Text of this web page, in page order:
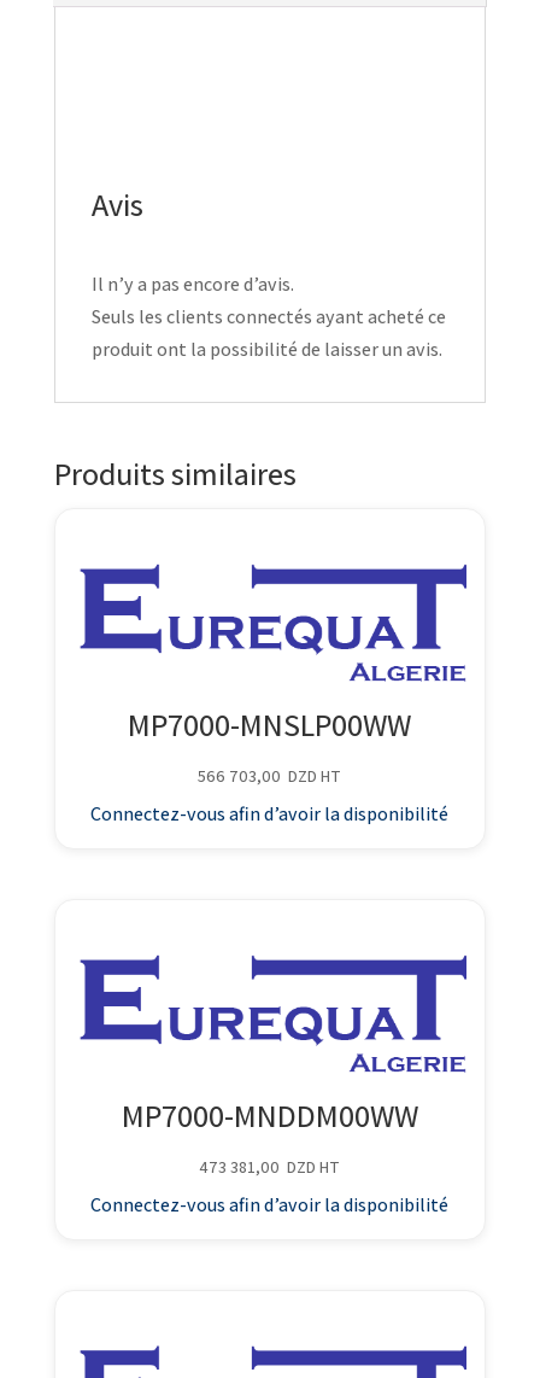
Avis
Il n’y a pas encore d’avis.
Seuls les clients connectés ayant acheté ce
produit ont la possibilité de laisser un avis.
Produits similaires
MP7000-MNSLP00WW
566 703,00 DZD HT
Connectez-vous afin d’avoir la disponibilité
MP7000-MNDDM00WW
473 381,00 DZD HT
Connectez-vous afin d’avoir la disponibilité